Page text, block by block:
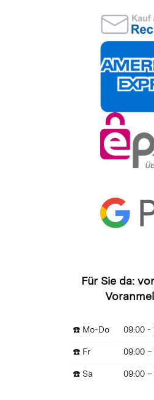
Für Sie da:
☎️ Mo-Do 09:00 -
☎️ Fr 09:00 –
☎️ Sa 09:00 –